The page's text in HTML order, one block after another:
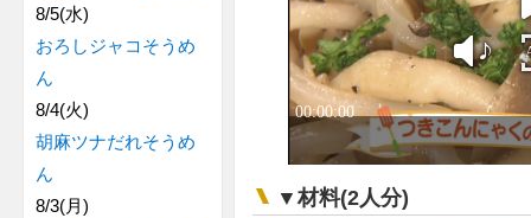
▼材料(2人分)
8/5(水)
おろしジャコそうめ
ん
8/4(火)
胡麻ツナだれそうめ
ん
8/3(月)